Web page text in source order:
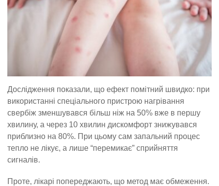
Дослідження показали, що ефект помітний швидко: при
використанні спеціального пристрою нагрівання
свербіж зменшувався більш ніж на 50% вже в першу
хвилину, а через 10 хвилин дискомфорт знижувався
приблизно на 80%. При цьому сам запальний процес
тепло не лікує, а лише “перемикає” сприйняття
сигналів.
Проте, лікарі попереджають, що метод має обмеження.